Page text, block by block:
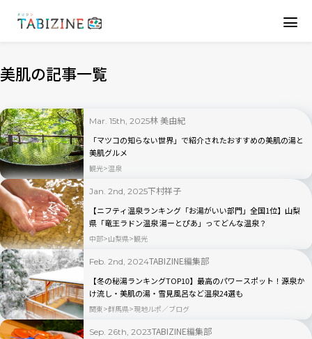
美肌の記事一覧
Mar. 15th, 2025林 美由紀
「マツコの知らない世界」で紹介されたおすすめの美肌の湯と
美肌グルメ
観光 温泉
Jan. 2nd, 2025下村祥子
【ニフティ温泉ランキング「お湯がいい部門」全国1位】山梨
県「竜王ラドン温泉 湯ーとぴあ」ってどんな温泉？
中部 山梨県 観光
Feb. 2nd, 2024TABIZINE編集部
【冬の秘湯ランキングTOP10】最高のパワースポット！源泉か
け流し・美肌の湯・雪見風呂など温泉24選も
関東 群馬県 現地ルポ／ブログ
Sep. 26th, 2023TABIZINE編集部